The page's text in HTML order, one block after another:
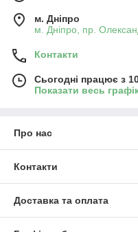
м. Дніпро
м. Дніпро, пр.
Контакти
Сьогодні працює з
Показати весь
Про нас
Контакти
Доставка та оплата